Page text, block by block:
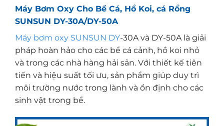
Máy Bơm Oxy Cho Bể Cá, Hồ Koi, cá Rồng
SUNSUN DY-30A/DY-50A
Máy bơm oxy SUNSUN DY-30A và DY-50A là giải
pháp hoàn hảo cho các bể cá cảnh, hồ koi nhỏ
và trong các nhà hàng hải sản. Với thiết kế tiên
tiến và hiệu suất tối ưu, sản phẩm giúp duy trì
môi trường nước trong lành và ổn định cho các
sinh vật trong bể.